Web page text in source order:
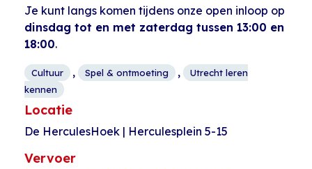
Je kunt langs komen tijdens onze open inloop op
dinsdag tot en met zaterdag tussen 13:00 en
18:00.
Cultuur , Spel & ontmoeting ,
Utrecht leren
kennen
Locatie
De HerculesHoek | Herculesplein 5-15
Vervoer